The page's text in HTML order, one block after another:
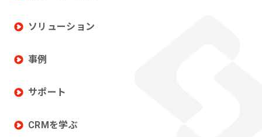
ソリューション
事例
サポート
CRMを学ぶ